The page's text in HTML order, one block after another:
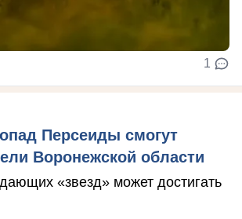
1
Персеиды смогут
Воронежской области
«звезд» может достигать